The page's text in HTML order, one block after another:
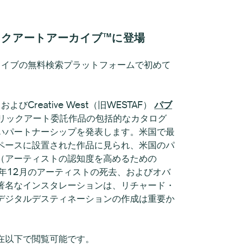
アートアーカイブ™に登場
ブの無料検索プラットフォームで初めて
およびCreative West（旧WESTAF）パブ
ックアート委託作品の包括的なカタログ
ートナーシップを発表します。米国で最
スに設置された作品に見られ、米国のパ
ーティストの認知度を高めるための
月のアーティストの死去、およびオバ
なインスタレーションは、リチャード・
タルデスティネーションの作成は重要か
下で閲覧可能です。